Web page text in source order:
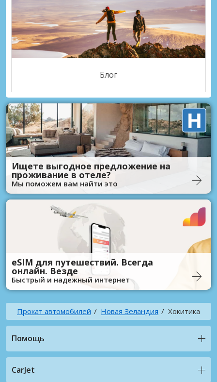
Блог
Ищете выгодное предложение на
проживание в отеле?
Мы поможем вам найти это
eSIM для путешествий. Всегда
онлайн. Везде
Быстрый и надежный интернет
Прокат автомобилей Новая Зеландия Хокитика
Помощь
CarJet